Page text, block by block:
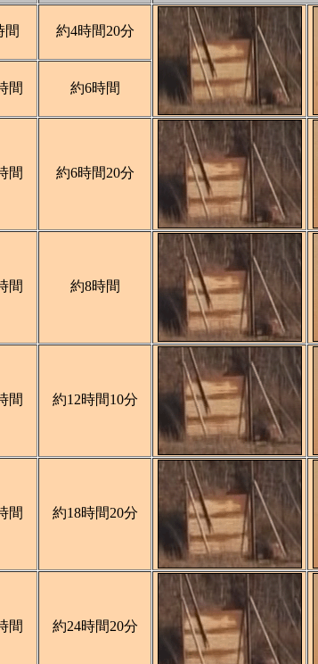
間 約4時間20分
間 約6時間
間 約6時間20分
間 約8時間
間 約12時間10分
間 約18時間20分
間 約24時間20分